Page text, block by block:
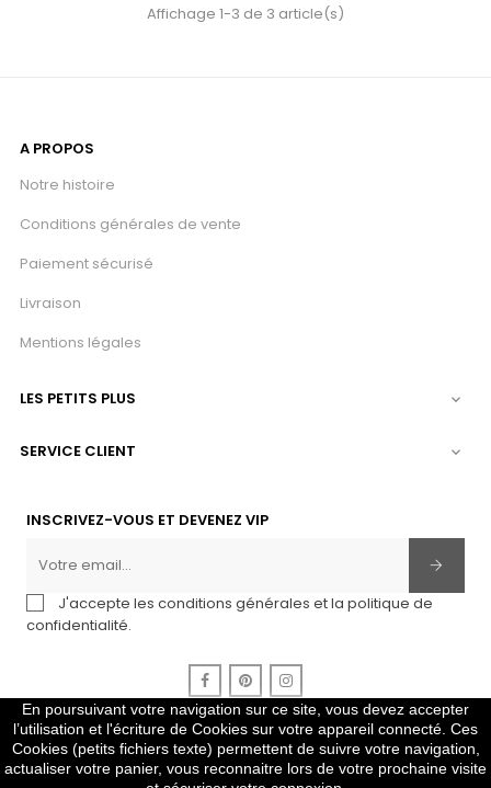
Affichage 1-3 de 3 article(s)
A PROPOS
Notre histoire
Conditions générales de vente
Paiement sécurisé
Livraison
Mentions légales
LES PETITS PLUS 
SERVICE CLIENT 
INSCRIVEZ-VOUS ET DEVENEZ VIP
J'accepte les conditions générales et la politique de
confidentialité.
FacebookPinterest
En poursuivant votre navigation sur ce site, vous devez accepter
l’utilisation et l'écriture de Cookies sur votre appareil connecté. Ces
Cookies (petits fichiers texte) permettent de suivre votre navigation,
actualiser votre panier, vous reconnaitre lors de votre prochaine visite
2010-2024 Copyright © Gris Pastel